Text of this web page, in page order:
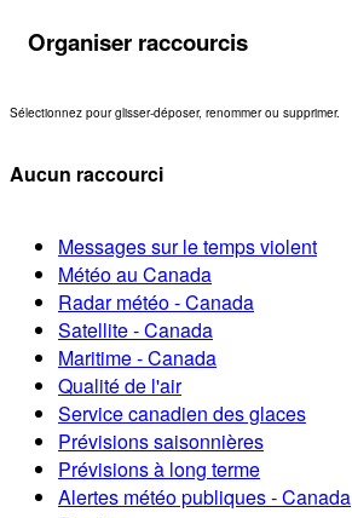
Organiser raccourcis
Sélectionnez pour glisser-déposer, renommer ou supprimer.
Aucun raccourci
Messages sur le temps violent
Météo au Canada
Radar météo - Canada
Satellite - Canada
Maritime - Canada
Qualité de l'air
Service canadien des glaces
Prévisions saisonnières
Prévisions à long terme
Alertes météo publiques - Canada